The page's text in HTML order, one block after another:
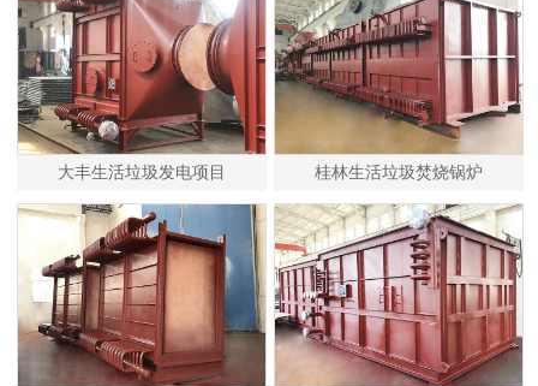
大丰生活垃圾发电项目 桂林生活垃圾焚烧锅炉